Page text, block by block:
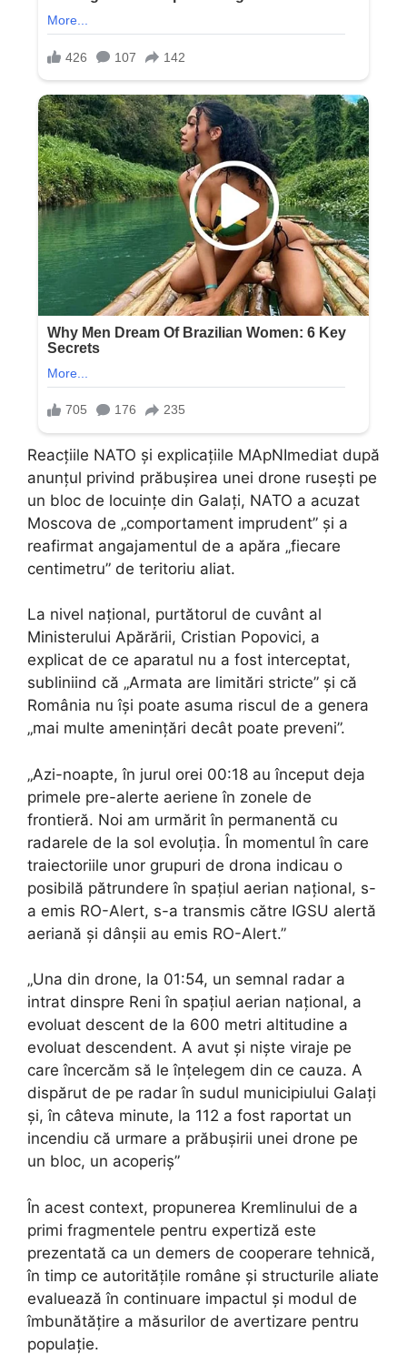
Reacțiile NATO și explicațiile MApNImediat după
anunțul privind prăbușirea unei drone rusești pe
un bloc de locuințe din Galați, NATO a acuzat
Moscova de „comportament imprudent” și a
reafirmat angajamentul de a apăra „fiecare
centimetru” de teritoriu aliat.
La nivel național, purtătorul de cuvânt al
Ministerului Apărării, Cristian Popovici, a
explicat de ce aparatul nu a fost interceptat,
subliniind că „Armata are limitări stricte” și că
România nu își poate asuma riscul de a genera
„mai multe amenințări decât poate preveni”.
„Azi-noapte, în jurul orei 00:18 au început deja
primele pre-alerte aeriene în zonele de
frontieră. Noi am urmărit în permanentă cu
radarele de la sol evoluția. În momentul în care
traiectoriile unor grupuri de drona indicau o
posibilă pătrundere în spațiul aerian național, s-
a emis RO-Alert, s-a transmis către IGSU alertă
aeriană și dânșii au emis RO-Alert.”
„Una din drone, la 01:54, un semnal radar a
intrat dinspre Reni în spațiul aerian național, a
evoluat descent de la 600 metri altitudine a
evoluat descendent. A avut și niște viraje pe
care încercăm să le înțelegem din ce cauza. A
dispărut de pe radar în sudul municipiului Galați
și, în câteva minute, la 112 a fost raportat un
incendiu că urmare a prăbușirii unei drone pe
un bloc, un acoperiș”
În acest context, propunerea Kremlinului de a
primi fragmentele pentru expertiză este
prezentată ca un demers de cooperare tehnică,
în timp ce autoritățile române și structurile aliate
evaluează în continuare impactul și modul de
îmbunătățire a măsurilor de avertizare pentru
populație.